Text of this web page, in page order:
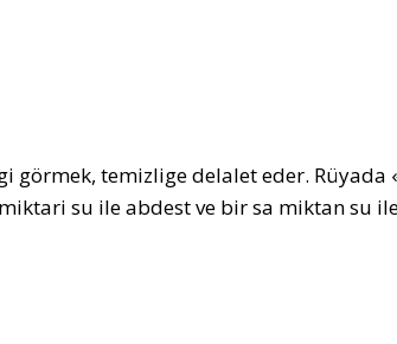
görmek, temizlige delalet eder.
su ile abdest ve bir sa miktan su